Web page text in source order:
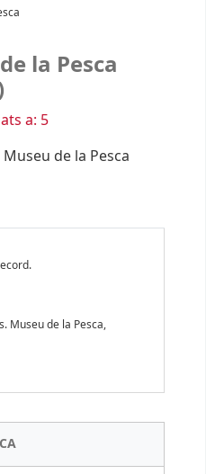
la Pesca
a: 5
de la Pesca
Museu de la Pesca,